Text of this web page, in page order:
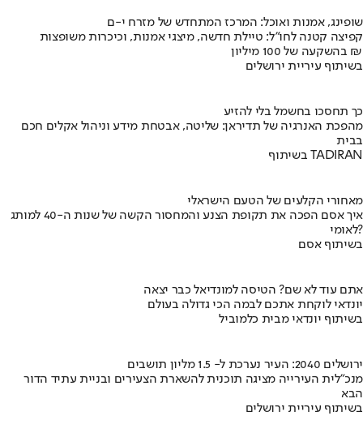
שופינג, אמנות ואוכל: המרכז המתחדש של מזרח י-ם
קפיצה קטנה לחו"ל: טיילת חדשה, מיצגי אמנות, וכיכרות משופצות
בהשקעה של 100 מיליון ₪
בשיתוף עיריית ירושלים
כך תחסכו בחשמל בלי להזיע
מהפכת האנרגיה של תדיראן: שליטה, אבטחת מידע וניהול אקלים חכם
בבית
בשיתוף TADIRAN
מאחורי הקלעים של הטעם הישראלי
איך אסם הפכה את תקופת הצנע והמחסור הקשה של שנות ה-40 למותג
לאומי?
בשיתוף אסם
אתם עוד לא שם? הטיסה למונדיאל כבר יצאה
יונדאי לוקחת אתכם לבמה הכי גדולה בעולם
בשיתוף יונדאי מבית כלמוביל
ירושלים 2040: העיר נערכת ל- 1.5 מליון תושבים
מנכ"לית העירייה מציגה תוכנית להשארת הצעירים ובניית עתיד הדור
הבא
בשיתוף עיריית ירושלים